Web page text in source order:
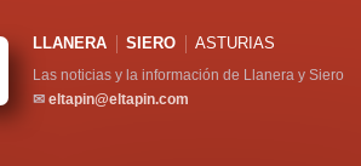
LLANERA SIERO ASTURIAS
Las noticias y la información de Llanera y Siero
✉ eltapin@eltapin.com